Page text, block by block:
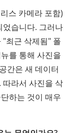
스 카메라 포함)
습니다. 그러나
최근 삭제됨" 폴
를 통해 사진을
간은 새 데이터
따라서 사진을 삭
하는 것이 매우